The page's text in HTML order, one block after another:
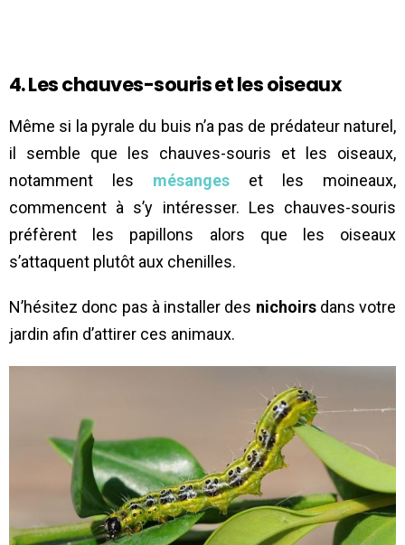
4. Les chauves-souris et les oiseaux
Même si la pyrale du buis n’a pas de prédateur naturel,
il semble que les chauves-souris et les oiseaux,
notamment les mésanges et les moineaux,
commencent à s’y intéresser. Les chauves-souris
préfèrent les papillons alors que les oiseaux
s’attaquent plutôt aux chenilles.
N’hésitez donc pas à installer des nichoirsdans votre
jardin afin d’attirer ces animaux.